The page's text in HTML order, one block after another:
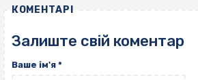
КОМЕНТАРІ
Залиште свій коментар
Ваше ім'я *